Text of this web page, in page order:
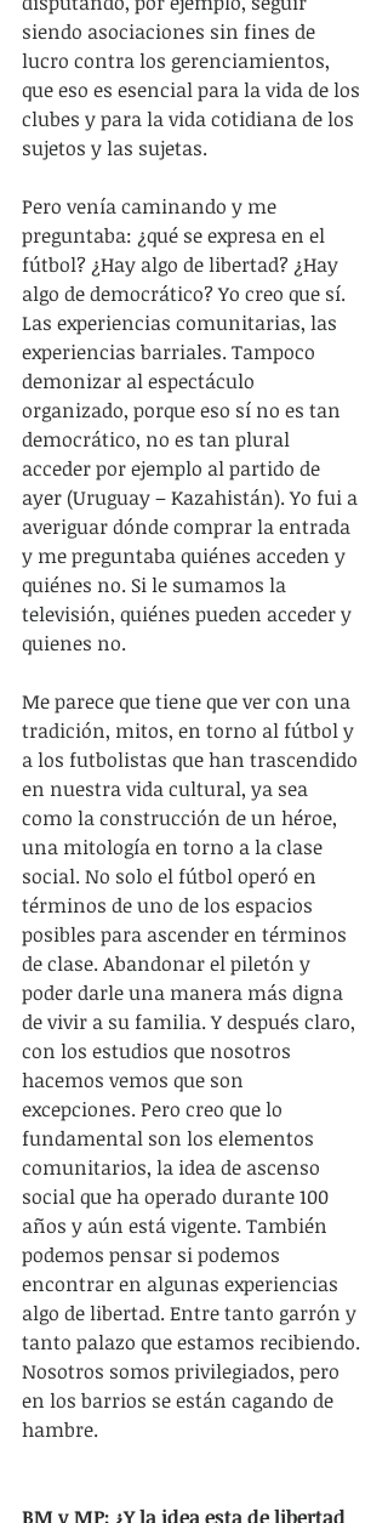
siendo asociaciones sin fines de
lucro contra los gerenciamientos,
que eso es esencial para la vida de los
clubes y para la vida cotidiana de los
sujetos y las sujetas.
Pero venía caminando y me
preguntaba: ¿qué se expresa en el
fútbol? ¿Hay algo de libertad? ¿Hay
algo de democrático? Yo creo que sí.
Las experiencias comunitarias, las
experiencias barriales. Tampoco
demonizar al espectáculo
organizado, porque eso sí no es tan
democrático, no es tan plural
acceder por ejemplo al partido de
ayer (Uruguay – Kazahistán). Yo fui a
averiguar dónde comprar la entrada
y me preguntaba quiénes acceden y
quiénes no. Si le sumamos la
televisión, quiénes pueden acceder y
quienes no.
Me parece que tiene que ver con una
tradición, mitos, en torno al fútbol y
a los futbolistas que han trascendido
en nuestra vida cultural, ya sea
como la construcción de un héroe,
una mitología en torno a la clase
social. No solo el fútbol operó en
términos de uno de los espacios
posibles para ascender en términos
de clase. Abandonar el piletón y
poder darle una manera más digna
de vivir a su familia. Y después claro,
con los estudios que nosotros
hacemos vemos que son
excepciones. Pero creo que lo
fundamental son los elementos
comunitarios, la idea de ascenso
social que ha operado durante 100
años y aún está vigente. También
podemos pensar si podemos
encontrar en algunas experiencias
algo de libertad. Entre tanto garrón y
tanto palazo que estamos recibiendo.
Nosotros somos privilegiados, pero
en los barrios se están cagando de
hambre.
BM y MP: ¿Y la idea esta de libertad